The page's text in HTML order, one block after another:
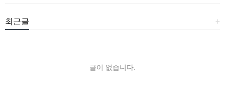
+
최근글
글이 없습니다.